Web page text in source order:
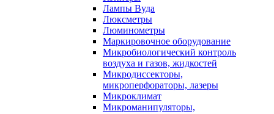
Лампы Вуда
Люксметры
Люминометры
Маркировочное оборудование
Микробиологический контроль
воздуха и газов, жидкостей
Микродиссекторы,
микроперфораторы, лазеры
Микроклимат
Микроманипуляторы,